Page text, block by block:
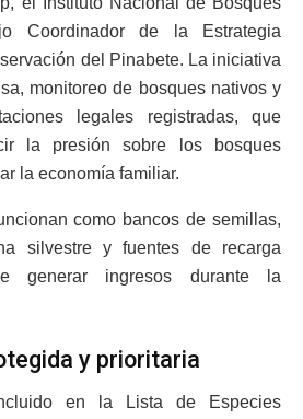
Coordinador de la Estrategia
del Pinabete. La iniciativa
monitoreo de bosques nativos y
legales registradas, que
la presión sobre los bosques
la economía familiar.
como bancos de semillas,
silvestre y fuentes de recarga
generar ingresos durante la
y prioritaria
en la Lista de Especies